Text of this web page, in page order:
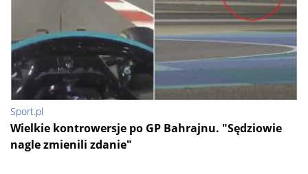
Sport.pl
Wielkie kontrowersje po GP Bahrajnu. "Sędziowie
nagle zmienili zdanie"